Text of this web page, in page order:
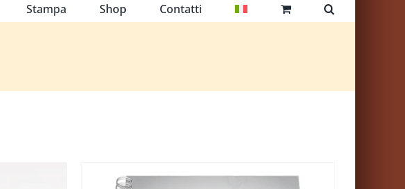
Stampa Shop Contatti